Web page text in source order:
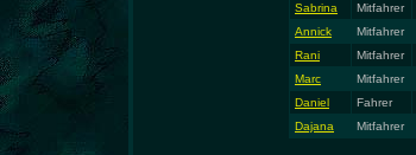
Sabrina
Mitfahrer
Annick
Mitfahrer
Rani
Mitfahrer
Marc
Mitfahrer
Daniel
Fahrer
Dajana
Mitfahrer